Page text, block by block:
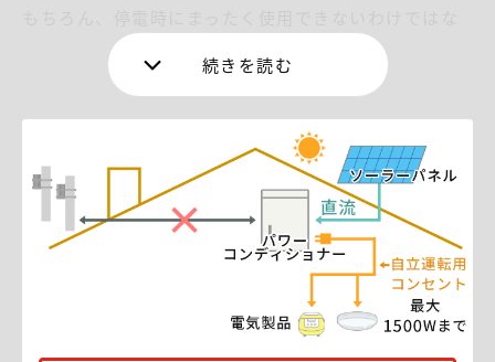
いありません。
パワコンには「自立運転モード」というモードがあ
発電した電力でパワコンが動き、電気が使えるように
なります。
ただし、使用できるのは、現在どのメーカーのパワコ
ンも最大で1500Wです。
また、パワコンの側面にあるコンセントからのみの電